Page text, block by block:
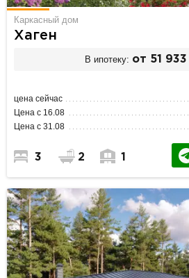
Каркасный дом
Хаген
В ипотеку: от 51
цена сейчас
Цена с 16.08
Цена с 31.08
3 2 1